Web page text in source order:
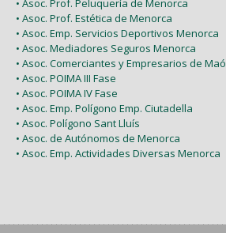
• Asoc. Prof. Peluquería de Menorca
• Asoc. Prof. Estética de Menorca
• Asoc. Emp. Servicios Deportivos Menorca
• Asoc. Mediadores Seguros Menorca
• Asoc. Comerciantes y Empresarios de Maó
• Asoc. POIMA III Fase
• Asoc. POIMA IV Fase
• Asoc. Emp. Polígono Emp. Ciutadella
• Asoc. Polígono Sant Lluís
• Asoc. de Autónomos de Menorca
• Asoc. Emp. Actividades Diversas Menorca